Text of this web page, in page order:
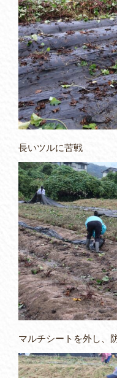
長いツルに苦戦
マルチシートを外し、